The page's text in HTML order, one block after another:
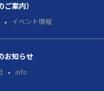
案内）
イベント情報
お知らせ
info